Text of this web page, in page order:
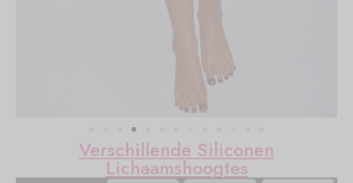
Verschillende Siliconen
Lichaamshoogtes